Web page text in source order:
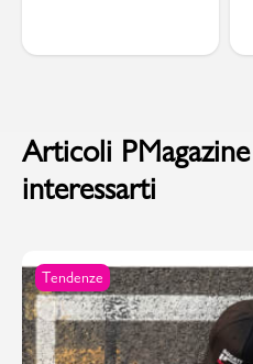
Articoli
interessarti
Tendenze